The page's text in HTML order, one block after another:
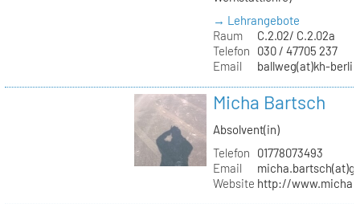
→ Lehrangebote
Raum
C.2.02/ C.2.02a
Telefon
030 / 47705 237
Email
ballweg(at)kh-
Micha Bartsch
Absolvent(in)
Telefon
01778073493
Email
Website http://